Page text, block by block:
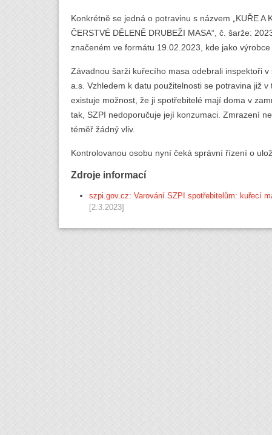
Konkrétně se jedná o potravinu s názvem „KUŘE A
ČERSTVÉ DĚLENĚ DRUBEŽI MASA“, č. šarže:
značeném ve formátu 19.02.2023, kde jako výrobce
Závadnou šarži kuřecího masa odebrali inspektoři v
a.s. Vzhledem k datu použitelnosti se potravina již
existuje možnost, že ji spotřebitelé mají doma v
tak, SZPI nedoporučuje její konzumaci. Zmrazení
téměř žádný vliv.
Kontrolovanou osobu nyní čeká správní řízení o
Zdroje informací
szpi.gov.cz: Varování SZPI spotřebitelům: kuřecí
[2.3.2023]